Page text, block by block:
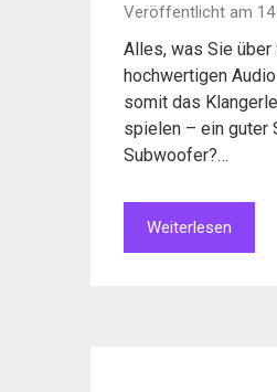
Veröffentlicht am 14
Alles, was Sie
hochwertigen
somit das
spielen – ein guter
Subwoofer?…
Weiterlesen